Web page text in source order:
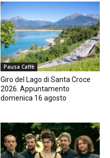
Pausa Caffè
Giro del Lago di Santa Croce
2026. Appuntamento
domenica 16 agosto